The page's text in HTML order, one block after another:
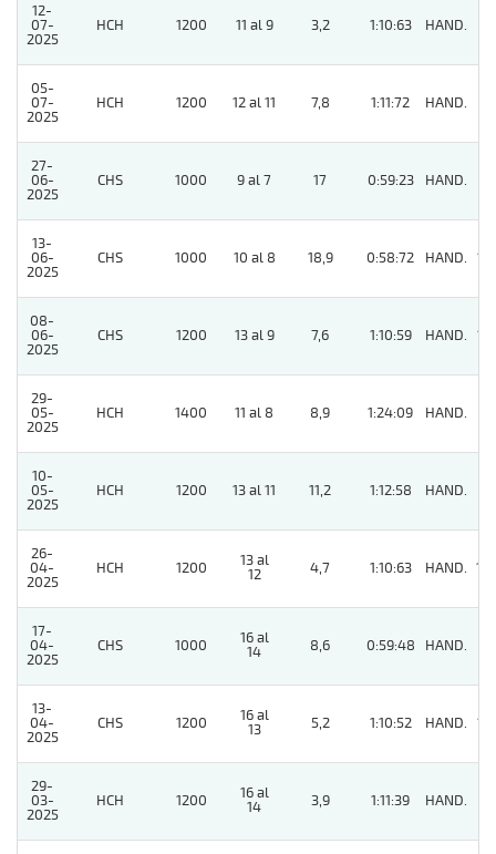
12-
07-
2025
HCH 1200 11 al 9 3,2 1:10:63 HAND.
05-
07-
2025
HCH 1200 12 al 11 7,8 1:11:72 HAND.
27-
06-
2025
CHS 1000 9 al 7 17 0:59:23 HAND.
13-
06-
2025
CHS 1000 10 al 8 18,9 0:58:72 HAND. 12
08-
06-
2025
CHS 1200 13 al 9 7,6 1:10:59 HAND. 15
29-
05-
2025
HCH 1400 11 al 8 8,9 1:24:09 HAND.
10-
05-
2025
HCH 1200 13 al 11 11,2 1:12:58 HAND.
26-
04-
2025
HCH 1200
13 al
12
4,7 1:10:63 HAND. 10
17-
04-
2025
CHS 1000
16 al
14
8,6 0:59:48 HAND.
13-
04-
2025
CHS 1200
16 al
13
5,2 1:10:52 HAND. 12
29-
03-
2025
HCH 1200
16 al
14
3,9 1:11:39 HAND.